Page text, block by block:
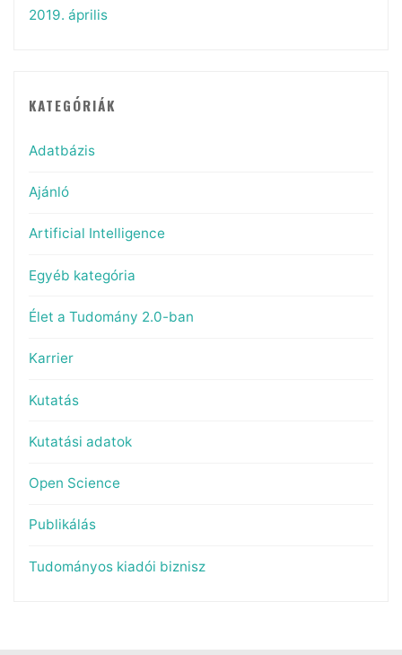
2019. április
KATEGÓRIÁK
Adatbázis
Ajánló
Artificial Intelligence
Egyéb kategória
Élet a Tudomány 2.0-ban
Karrier
Kutatás
Kutatási adatok
Open Science
Publikálás
Tudományos kiadói biznisz